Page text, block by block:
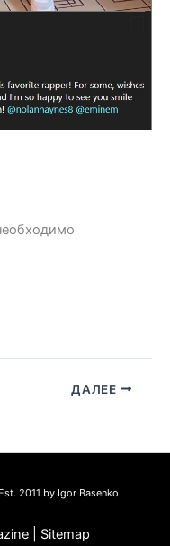
ДАЛЕЕ
2011 by Igor Basenko
| Sitemap